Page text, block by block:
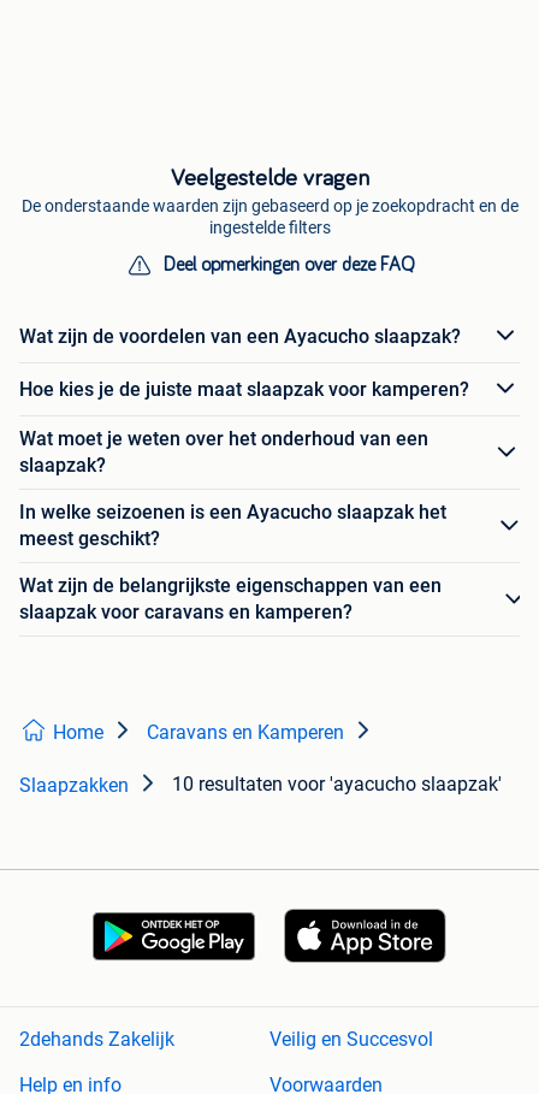
Veelgestelde vragen
De onderstaande waarden zijn gebaseerd op je zoekopdracht en de
ingestelde filters
Deel opmerkingen over deze FAQ
Wat zijn de voordelen van een Ayacucho slaapzak?
Hoe kies je de juiste maat slaapzak voor kamperen?
Wat moet je weten over het onderhoud van een
slaapzak?
In welke seizoenen is een Ayacucho slaapzak het
meest geschikt?
Wat zijn de belangrijkste eigenschappen van een
slaapzak voor caravans en kamperen?
Home Caravans en Kamperen
Slaapzakken 10 resultaten voor 'ayacucho slaapzak'
2dehands Zakelijk
Veilig en Succesvol
Help en info
Voorwaarden